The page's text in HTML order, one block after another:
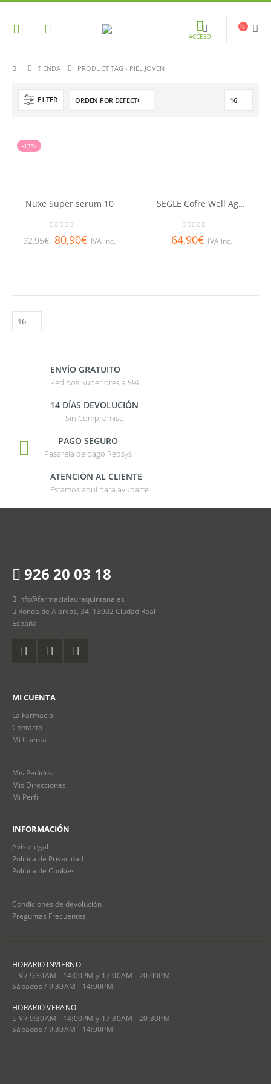
ACCESO
TIENDA PRODUCT TAG - PIEL JOVEN
FILTER
-13%
Nuxe Super serum 10
92,95€ 80,90€ IVA inc.
SEGLE Cofre Well Aging
64,90€ IVA inc.
ENVÍO GRATUITO
Pedidos Superiores a 59€
14 DÍAS DEVOLUCIÓN
Sin Compromiso
PAGO SEGURO
Pasarela de pago Redsys
ATENCIÓN AL CLIENTE
Estamos aquí para ayudarte
926 20 03 18
info@farmacialauraquintana.es
Ronda de Alarcos, 34, 13002 Ciudad Real
España
MI CUENTA
La Farmacia
Contacto
Mi Cuenta
Mis Pedidos
Mis Direcciones
Mi Perfil
INFORMACIÓN
Aviso legal
Política de Privacidad
Política de Cookies
Condiciones de devolución
Preguntas Frecuentes
HORARIO INVIERNO
L-V / 9:30AM - 14:00PM y 17:00AM - 20:00PM
Sábados / 9:30AM - 14:00PM
HORARIO VERANO
L-V / 9:30AM - 14:00PM y 17:30AM - 20:30PM
Sábados / 9:30AM - 14:00PM